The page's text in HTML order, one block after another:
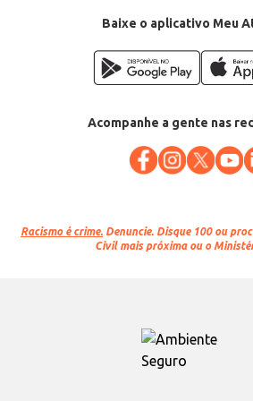
Baixe o aplicativo Meu
Acompanhe a gente nas
Racismo é crime. Denuncie. Disque 100 ou
Civil mais próxima ou o